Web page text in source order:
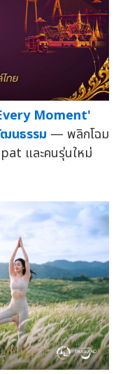
Moment'
นธรรม — พลิกโฉม
และคนรุ่นใหม่